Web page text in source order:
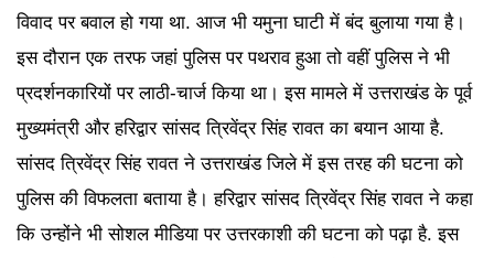
विवाद पर बवाल हो गया था. आज भी यमुना घाटी में बंद बुलाया गया है।
इस दौरान एक तरफ जहां पुलिस पर पथराव हुआ तो वहीं पुलिस ने भी
प्रदर्शनकारियों पर लाठी-चार्ज किया था। इस मामले में उत्तराखंड के पूर्व
मुख्यमंत्री और हरिद्वार सांसद त्रिवेंद्र सिंह रावत का बयान आया है.
सांसद त्रिवेंद्र सिंह रावत ने उत्तराखंड जिले में इस तरह की घटना को
पुलिस की विफलता बताया है। हरिद्वार सांसद त्रिवेंद्र सिंह रावत ने कहा
कि उन्होंने भी सोशल मीडिया पर उत्तरकाशी की घटना को पढ़ा है. इस